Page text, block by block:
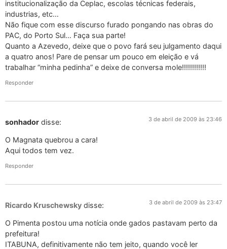
institucionalização da Ceplac, escolas técnicas federais,
industrias, etc…
Não fique com esse discurso furado pongando nas obras do
PAC, do Porto Sul… Faça sua parte!
Quanto a Azevedo, deixe que o povo fará seu julgamento daqui
a quatro anos! Pare de pensar um pouco em eleição e vá
trabalhar “minha pedinha” e deixe de conversa mole!!!!!!!!!!!!
Responder
sonhador disse: 3 de abril de 2009 às 23:46
O Magnata quebrou a cara!
Aqui todos tem vez.
Responder
Ricardo Kruschewsky disse: 3 de abril de 2009 às 23:47
O Pimenta postou uma notícia onde gados pastavam perto da
prefeitura!
ITABUNA, definitivamente não tem jeito, quando você ler